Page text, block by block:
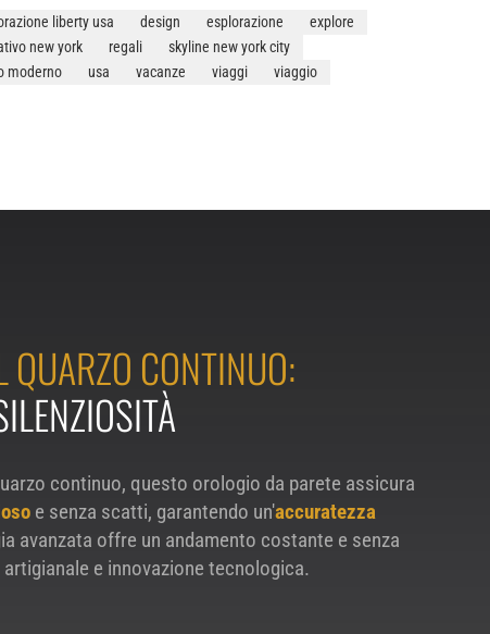
liberty usa design esplorazione
explore
new york regali
skyline new york city
moderno usa vacanze viaggi viaggio
CONTINUO:
continuo, questo orologio da parete assicura
e senza scatti, garantendo un'accuratezza
avanzata offre un andamento costante e senza
e innovazione tecnologica.